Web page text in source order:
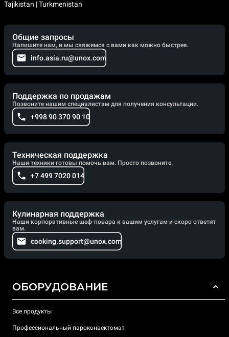
Tajikistan | Turkmenistan
Общие запросы
Напишите нам, и мы свяжемся с вами как можно быстрее.
info.asia.ru@unox.com
Поддержка по продажам
Позвоните нашим специалистам для получения консультации.
+998 90 370 90 10
Техническая поддержка
Наши техники готовы помочь вам. Просто позвоните.
+7 499 7020 014
Кулинарная поддержка
Наши корпоративные шеф-повара к вашим услугам и скоро ответят
вам.
cooking.support@unox.com
ОБОРУДОВАНИЕ
Все продукты
Профессиональный пароконвектомат